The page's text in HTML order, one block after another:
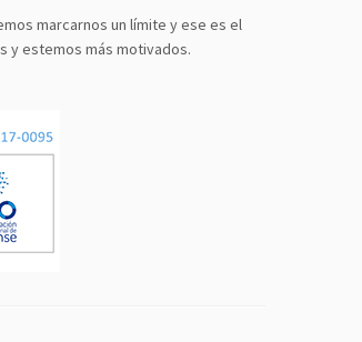
marcarnos un límite y ese es el
y estemos más motivados.